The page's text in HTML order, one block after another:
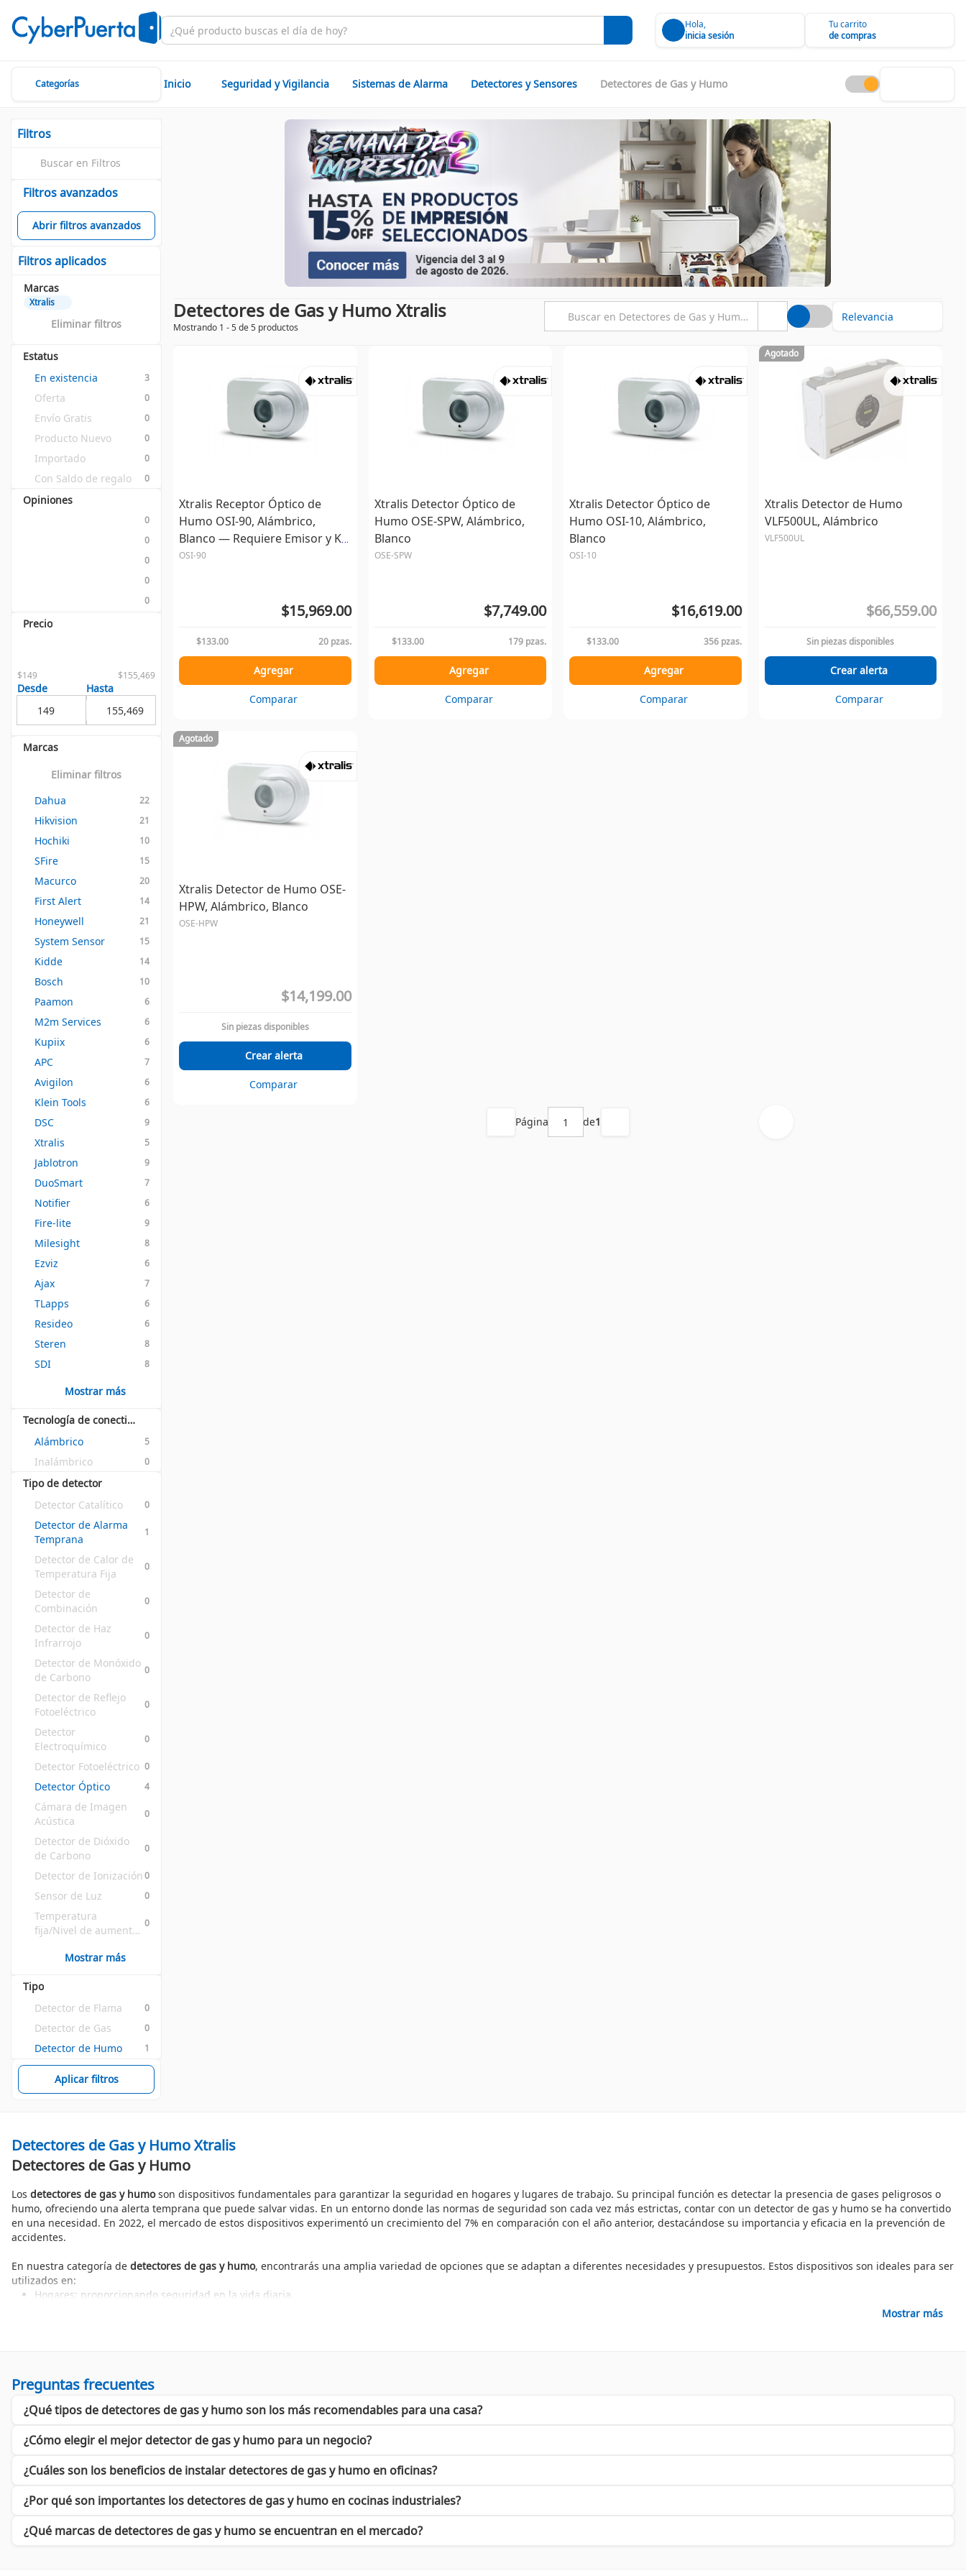
Hola,
inicia sesión
Tu carrito
de compras
Categorías Inicio Seguridad y Vigilancia Sistemas de Alarma Detectores y Sensores Detectores de Gas y Humo
Filtros
Filtros avanzados
Abrir filtros avanzados
Filtros aplicados
Marcas
Xtralis
Eliminar filtros
Estatus
En existencia
3
Oferta 0
Envío Gratis 0
Producto Nuevo 0
Importado 0
Con Saldo de regalo 0
Opiniones
0
0
0
0
0
Precio
$149 $155,469
Desde Hasta
Marcas
Eliminar filtros
Dahua
22
Hikvision 21
Hochiki 10
SFire 15
Macurco 20
First Alert 14
Honeywell 21
System Sensor 15
Kidde 14
Bosch 10
Paamon 6
M2m Services 6
Kupiix 6
APC 7
Avigilon 6
Klein Tools 6
DSC 9
Xtralis 5
Jablotron 9
DuoSmart 7
Notifier 6
Fire-lite 9
Milesight 8
Ezviz 6
Ajax 7
TLapps 6
Resideo 6
Steren 8
SDI 8
Mostrar más
Tecnología de conectividad
Alámbrico
5
Inalámbrico 0
Tipo de detector
Detector Catalítico
0
Detector de Alarma
Temprana
1
Detector de Calor de
Temperatura Fija
0
Detector de
Combinación
0
Detector de Haz
Infrarrojo
0
Detector de Monóxido
de Carbono
0
Detector de Reflejo
Fotoeléctrico
0
Detector
Electroquímico
0
Detector Fotoeléctrico 0
Detector Óptico 4
Cámara de Imagen
Acústica
0
Detector de Dióxido
de Carbono
0
Detector de Ionización0
Sensor de Luz 0
Temperatura
fija/Nivel de aumento
0
Mostrar más
Tipo
Detector de Flama
0
Detector de Gas 0
Detector de Humo 1
Aplicar filtros
Detectores de Gas y Humo Xtralis
Mostrando 1 - 5 de 5 productos
Xtralis Receptor Óptico de
Humo OSI-90, Alámbrico,
Blanco ― Requiere Emisor y Kit
de Instalación
OSI-90
$15,969.00
$133.00 20 pzas.
Agregar
Comparar
Xtralis Detector Óptico de
Humo OSE-SPW, Alámbrico,
Blanco
OSE-SPW
$7,749.00
$133.00 179 pzas.
Agregar
Comparar
Xtralis Detector Óptico de
Humo OSI-10, Alámbrico,
Blanco
OSI-10
$16,619.00
$133.00 356 pzas.
Agregar
Comparar
Agotado
Xtralis Detector de Humo
VLF500UL, Alámbrico
VLF500UL
$66,559.00
Sin piezas disponibles
Crear alerta
Comparar
Agotado
Xtralis Detector de Humo OSE-
HPW, Alámbrico, Blanco
OSE-HPW
$14,199.00
Sin piezas disponibles
Crear alerta
Comparar
Página de1
Detectores de Gas y Humo Xtralis
Detectores de Gas y Humo
Los detectores de gas y humoson dispositivos fundamentales para garantizar la seguridad en hogares y lugares de trabajo. Su principal función es detectar la presencia de gases peligrosos o
humo, ofreciendo una alerta temprana que puede salvar vidas. En un entorno donde las normas de seguridad son cada vez más estrictas, contar con un detector de gas y humo se ha convertido
en una necesidad. En 2022, el mercado de estos dispositivos experimentó un crecimiento del 7% en comparación con el año anterior, destacándose su importancia y eficacia en la prevención de
accidentes.
En nuestra categoría de detectores de gas y humo, encontrarás una amplia variedad de opciones que se adaptan a diferentes necesidades y presupuestos. Estos dispositivos son ideales para ser
utilizados en:
Hogares: proporcionando seguridad en la vida diaria.
Incorporar un detector de gas y humo de calidad puede marcar la diferencia en situaciones críticas. A continuación, te presentamos algunas de las marcas más reconocidas en nuestra tienda:
Detectores de Gas y Humo SYSTEM SENSOR : Proporcionan tecnología avanzada y confiable para la detección de diferentes gases.
Detectores de Gas y Humo BOSCH: Ofrecen soluciones profesionales para entornos comerciales.
Detectores de Gas y Humo DAHUA: Integración eficiente con sistemas de seguridad existentes.
: Sinónimo de confianza y calidad en sistemas de seguridad.
Equiparte con un detector de gas y humo
de calidad es una decisión inteligente que puede prevenir situaciones de riesgo. No esperes más para mejorar la seguridad de tus espacios. Realiza tu
pedido hoy mismo y protege lo que más valoras.
Mostrar más
Preguntas frecuentes
¿Qué tipos de detectores de gas y humo son los más recomendables para una casa?
¿Cómo elegir el mejor detector de gas y humo para un negocio?
¿Cuáles son los beneficios de instalar detectores de gas y humo en oficinas?
¿Por qué son importantes los detectores de gas y humo en cocinas industriales?
¿Qué marcas de detectores de gas y humo se encuentran en el mercado?